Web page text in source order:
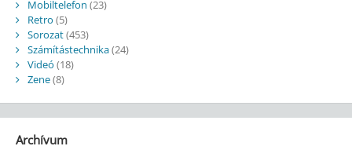
Mobiltelefon (23)
Retro (5)
Sorozat(453)
Számítástechnika(24)
Videó (18)
Zene(8)
Archívum